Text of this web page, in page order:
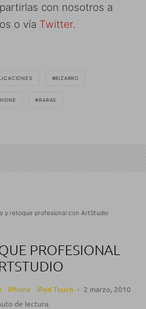
con nosotros a
o vía Twitter.
BIZARRO
RARAS
y retoque profesional con ArtStudio
PROFESIONAL
iPhone iPod Touch · 2 marzo, 2010
de lectura